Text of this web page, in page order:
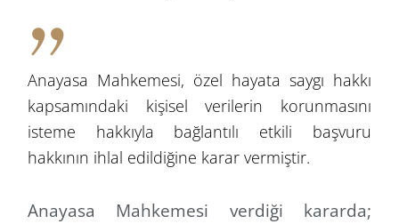
Anayasa Mahkemesi, özel hayata saygı hakkı
kapsamındaki kişisel verilerin korunmasını
isteme hakkıyla bağlantılı etkili başvuru
hakkının ihlal edildiğine karar vermiştir.
Anayasa Mahkemesi verdiği kararda;